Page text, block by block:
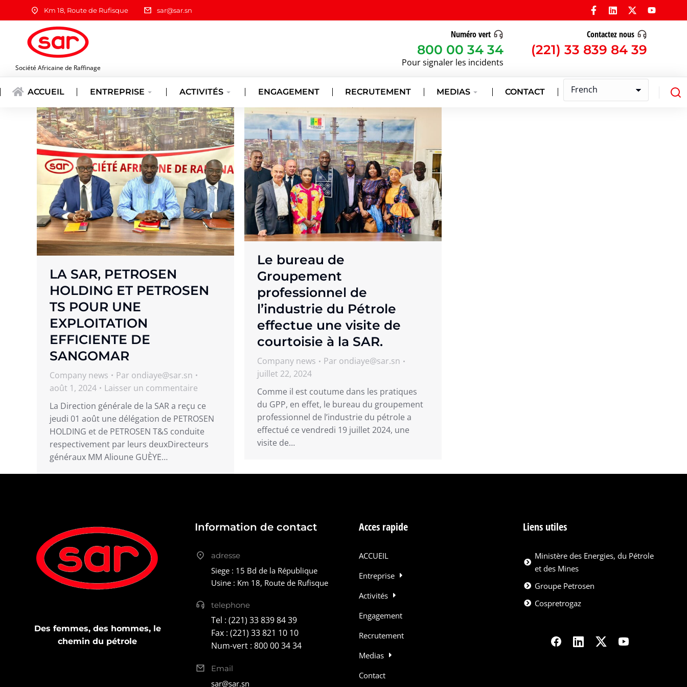
Km 18, Route de Rufisque sar@sar.sn
Société Africaine de Raffinage
Numéro vert
800 00 34 34
Pour signaler les incidents
Contactez nous
(221) 33 839 84 39
ACCUEIL ENTREPRISE ACTIVITÉS ENGAGEMENT RECRUTEMENT MEDIAS CONTACT
LA SAR, PETROSEN
HOLDING ET PETROSEN
TS POUR UNE
EXPLOITATION
EFFICIENTE DE
SANGOMAR
Company news Par ondiaye@sar.sn
août 1, 2024
Laisser un commentaire
La Direction générale de la SAR a reçu ce
jeudi 01 août une délégation de PETROSEN
HOLDING et de PETROSEN T&S conduite
respectivement par leurs deuxDirecteurs
généraux MM Alioune GUÈYE…
Le bureau de
Groupement
professionnel de
l’industrie du Pétrole
effectue une visite de
courtoisie à la SAR.
Company news Par ondiaye@sar.sn
juillet 22, 2024
Comme il est coutume dans les pratiques
du GPP, en effet, le bureau du groupement
professionnel de l’industrie du pétrole a
effectué ce vendredi 19 juillet 2024, une
visite de…
Des femmes, des hommes, le
chemin du pétrole
Information de contact
adresse
Siege : 15 Bd de la République
Usine : Km 18, Route de Rufisque
telephone
Tel : (221) 33 839 84 39
Fax : (221) 33 821 10 10
Num-vert : 800 00 34 34
Email
sar@sar.sn
Acces rapide
ACCUEIL
Entreprise
Activités
Engagement
Recrutement
Medias
Contact
Liens utiles
Ministère des Energies, du Pétrole
et des Mines
Groupe Petrosen
Cospretrogaz